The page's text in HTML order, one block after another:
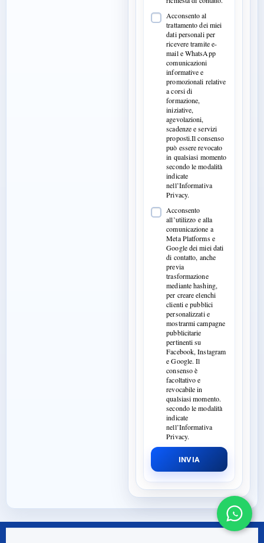
Acconsento al
trattamento dei miei
dati personali per
ricevere tramite e-
mail e WhatsApp
comunicazioni
informative e
promozionali relative
a corsi di
formazione,
iniziative,
agevolazioni,
scadenze e servizi
proposti.Il consenso
può essere revocato
in qualsiasi momento
secondo le modalità
indicate
nell’Informativa
Privacy.
Acconsento
all’utilizzo e alla
comunicazione a
Meta Platforms e
Google dei miei dati
di contatto, anche
previa
trasformazione
mediante hashing,
per creare elenchi
clienti e pubblici
personalizzati e
mostrarmi campagne
pubblicitarie
pertinenti su
Facebook, Instagram
e Google. Il
consenso è
facoltativo e
revocabile in
qualsiasi momento.
secondo le modalità
indicate
nell’Informativa
Privacy.
INVIA